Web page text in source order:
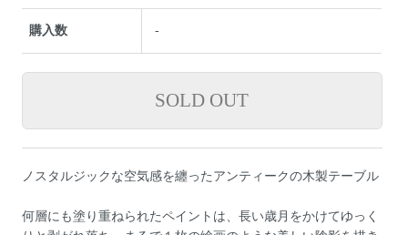
購入数 -
ノスタルジックな空気感を纏ったアンティークの木製テーブル
何層にも塗り重ねられたペイントは、長い歳月をかけてゆっく